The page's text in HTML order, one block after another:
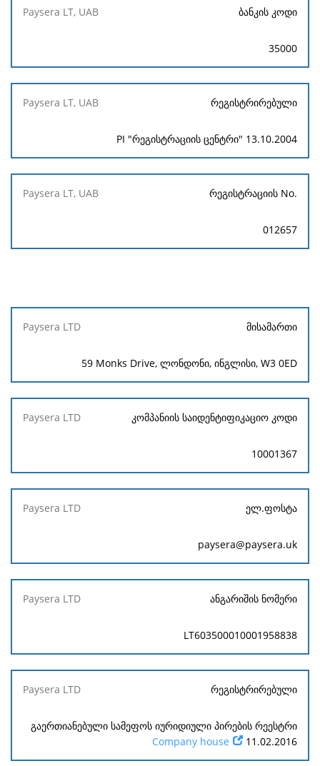
ბანკის კოდი
35000
რეგისტრირებული
PI "რეგისტრაციის ცენტრი" 13.10.2004
რეგისტრაციის No.
012657
Paysera
მისამართი
59 Monks Drive, ლონდონი, ინგლისი, W3 0ED
კომპანიის საიდენტიფიკაციო კოდი
10001367
ელ.ფოსტა
paysera@paysera.uk
ანგარიშის ნომერი
LT603500010001958838
რეგისტრირებული
გაერთიანებული სამეფოს იურიდიული პირების რეესტრი
Company house
11.02.2016